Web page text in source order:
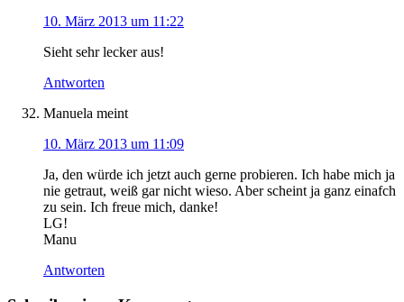
10. März 2013 um 11:22
Sieht sehr lecker aus!
Antworten
Manuela meint
10. März 2013 um 11:09
Ja, den würde ich jetzt auch gerne probieren. Ich habe mich ja
nie getraut, weiß gar nicht wieso. Aber scheint ja ganz einafch
zu sein. Ich freue mich, danke!
LG!
Manu
Antworten